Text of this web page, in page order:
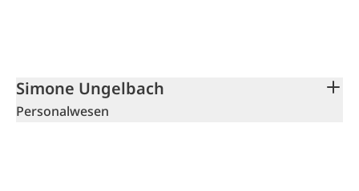
Simone Ungelbach
Personalwesen